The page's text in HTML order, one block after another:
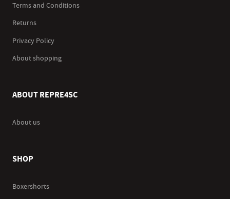
Terms and Conditions
Returns
Privacy Policy
About shopping
ABOUT REPRE4SC
About us
SHOP
Boxershorts